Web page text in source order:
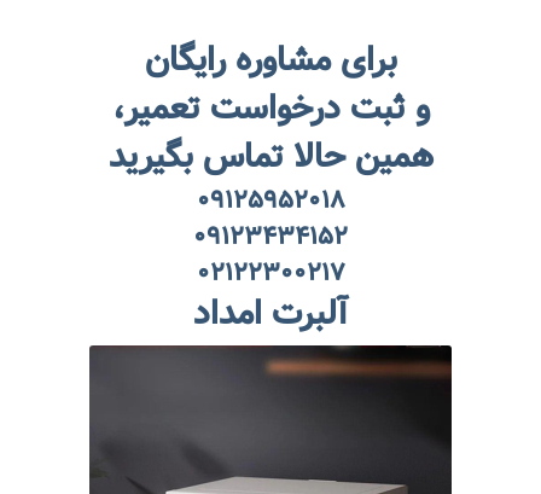
برای مشاوره رایگان
و ثبت درخواست تعمیر،
همین حالا تماس بگیرید
۰۹۱۲۵۹۵۲۰۱۸
۰۹۱۲۳۴۳۴۱۵۲
۰۲۱۲۲۳۰۰۲۱۷
آلبرت امداد